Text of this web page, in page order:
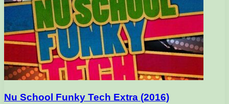
Nu School Funky Tech Extra (2016)